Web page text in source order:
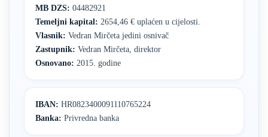
MB DZS: 04482921
Temeljni kapital: 2654,46 € uplaćen u cijelosti.
Vlasnik: Vedran Mirčeta jedini osnivač
Zastupnik: Vedran Mirčeta, direktor
Osnovano: 2015. godine
IBAN: HR0823400091110765224
Banka: Privredna banka